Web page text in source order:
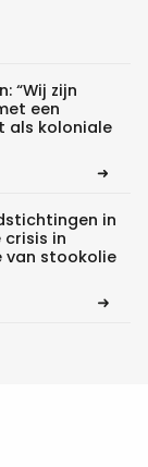
“Wij zijn
een
als koloniale
in
in
van stookolie